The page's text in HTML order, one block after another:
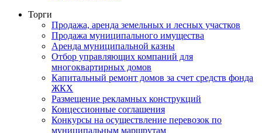
Торги
Продажа, аренда земельных и лесных участков
Продажа муниципального имущества
Аренда муниципальной казны
Отбор управляющих компаний для
многоквартирных домов
Капитальный ремонт домов за счет средств фонда
ЖКХ
Размещение рекламных конструкций
Концессионные соглашения
Конкурсы на осуществление перевозок по
муниципальным маршрутам